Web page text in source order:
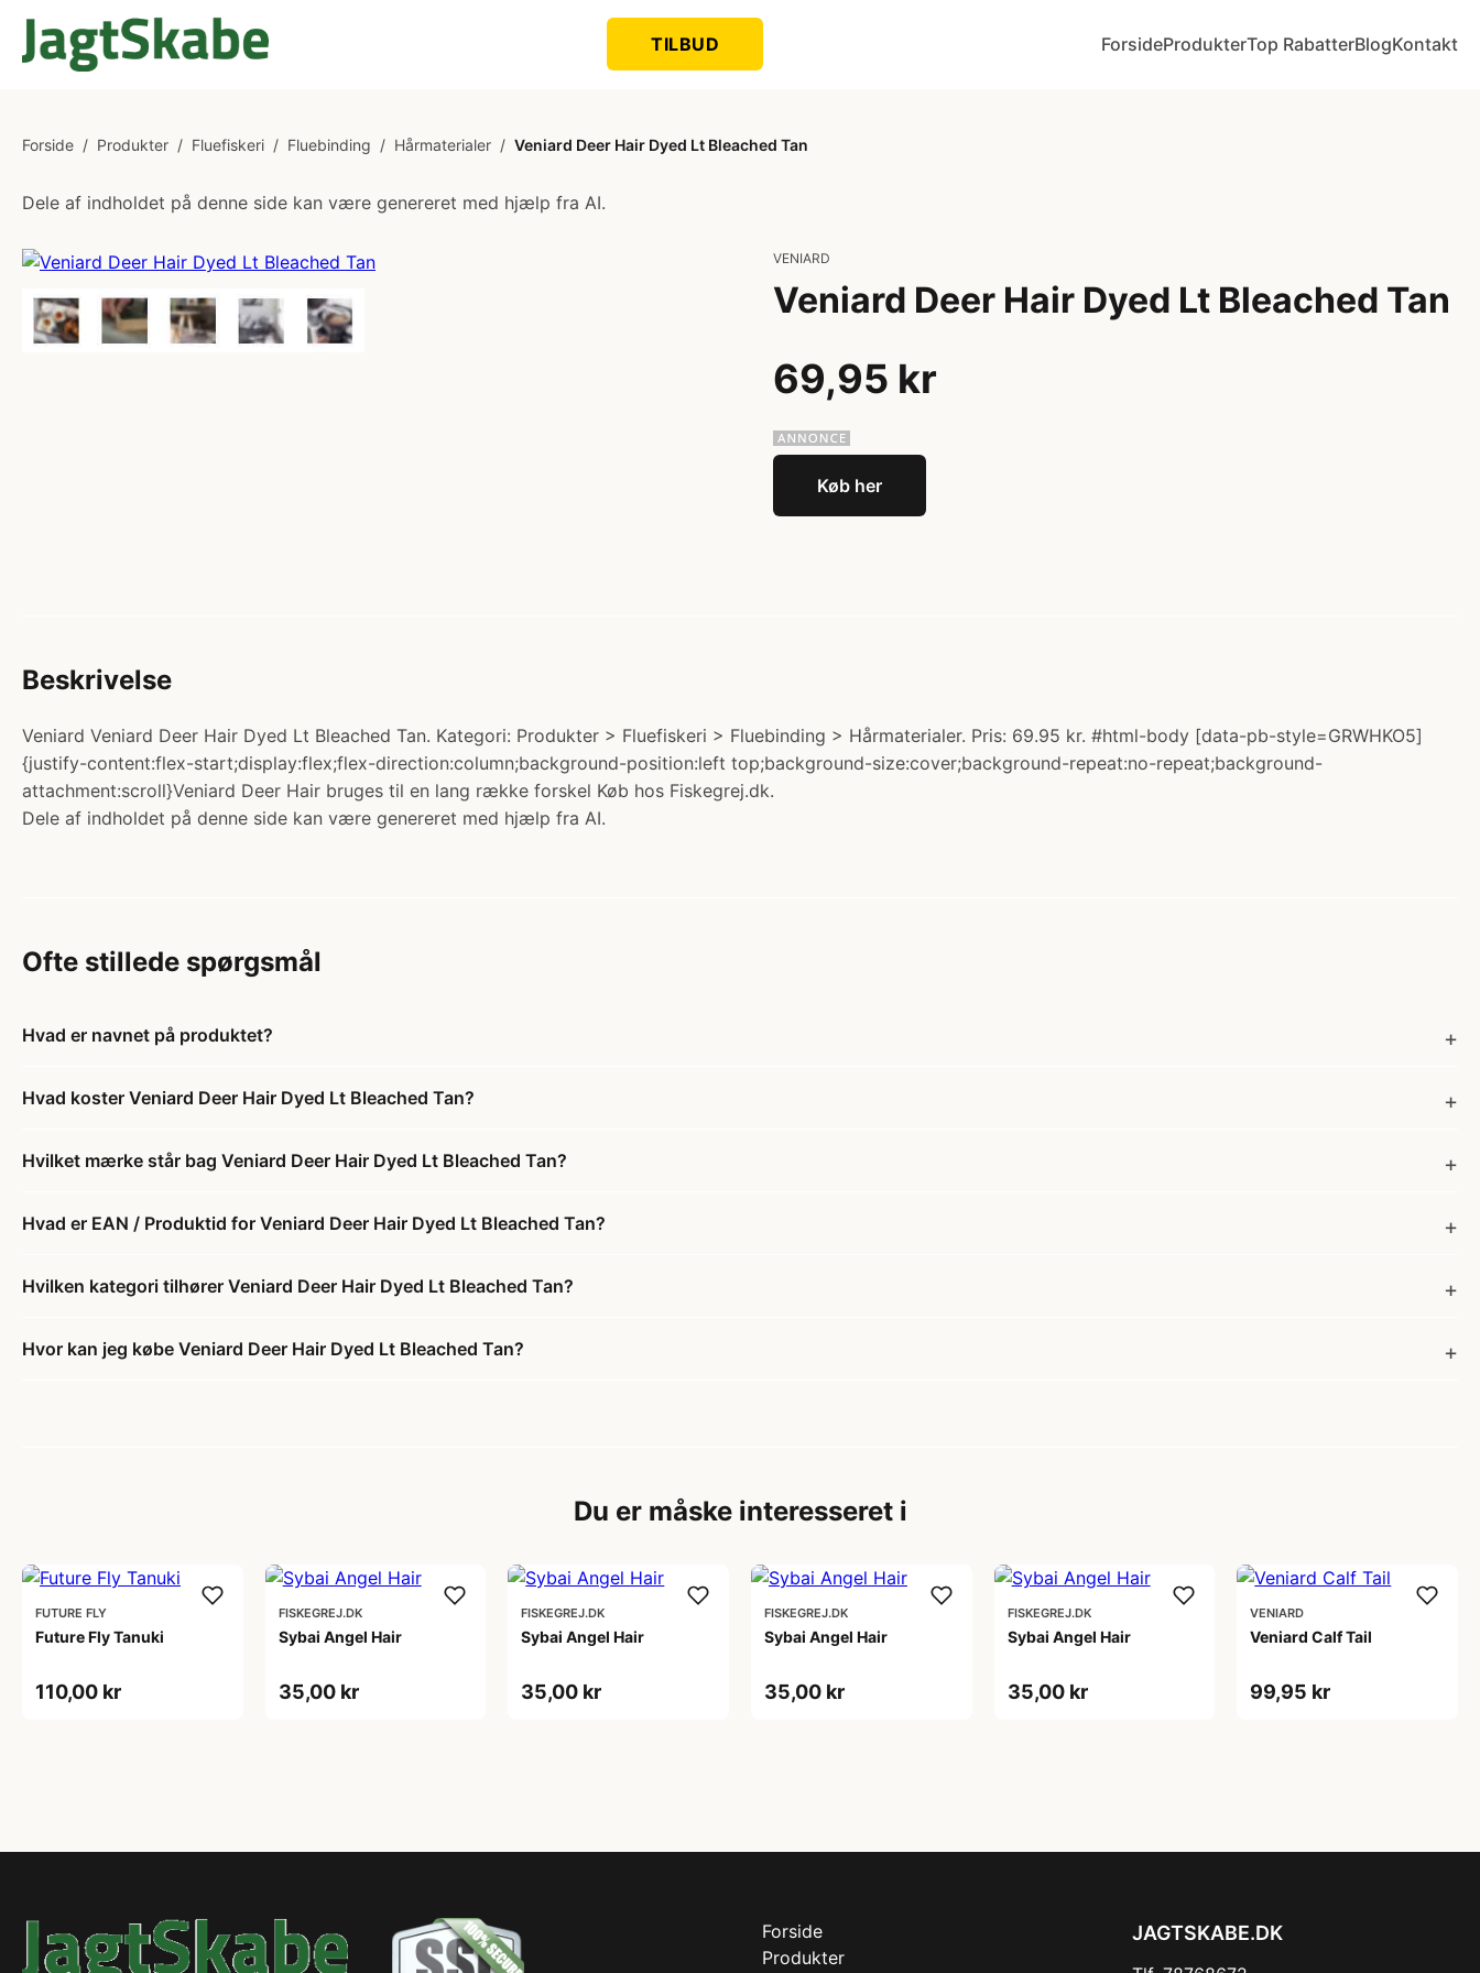
TILBUD ForsideProdukterTop RabatterBlogKontakt
Forside / Produkter / Fluefiskeri / Fluebinding / Hårmaterialer / Veniard Deer Hair Dyed Lt Bleached Tan
Dele af indholdet på denne side kan være genereret med hjælp fra AI.
VENIARD
Veniard Deer Hair Dyed Lt Bleached Tan
69,95 kr
Køb her
Beskrivelse
Veniard Veniard Deer Hair Dyed Lt Bleached Tan. Kategori: Produkter > Fluefiskeri > Fluebinding > Hårmaterialer. Pris: 69.95 kr. #html-body [data-pb-style=GRWHKO5]
{justify-content:flex-start;display:flex;flex-direction:column;background-position:left top;background-size:cover;background-repeat:no-repeat;background-
attachment:scroll}Veniard Deer Hair bruges til en lang række forskel Køb hos Fiskegrej.dk.
Dele af indholdet på denne side kan være genereret med hjælp fra AI.
Ofte stillede spørgsmål
Hvad er navnet på produktet?
Hvad koster Veniard Deer Hair Dyed Lt Bleached Tan?
Hvilket mærke står bag Veniard Deer Hair Dyed Lt Bleached Tan?
Hvad er EAN / Produktid for Veniard Deer Hair Dyed Lt Bleached Tan?
Hvilken kategori tilhører Veniard Deer Hair Dyed Lt Bleached Tan?
Hvor kan jeg købe Veniard Deer Hair Dyed Lt Bleached Tan?
Du er måske interesseret i
FUTURE FLY
Future Fly Tanuki
110,00 kr
FISKEGREJ.DK
Sybai Angel Hair
35,00 kr
FISKEGREJ.DK
Sybai Angel Hair
35,00 kr
FISKEGREJ.DK
Sybai Angel Hair
35,00 kr
FISKEGREJ.DK
Sybai Angel Hair
35,00 kr
VENIARD
Veniard Calf Tail
99,95 kr
Forside
Produkter
JAGTSKABE.DK